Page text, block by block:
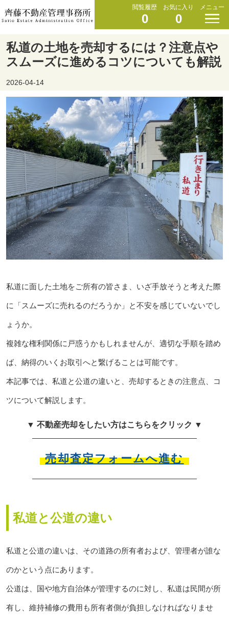
閲覧履歴
0
お気に入り
0
メニュー
私道の土地を売却するには？注意点や
スムーズに進めるコツについても解説
2026-04-14
私道に面した土地をご所有の皆さま、いざ手放そうと考えた際
に「スムーズに売れるのだろうか」と不安を感じていないでし
ょうか。
複雑な権利関係に戸惑うかもしれませんが、適切な手順を踏め
ば、納得のいくお取引へと繋げることは可能です。
本記事では、私道と公道の違いと、売却するときの注意点、コ
ツについて解説します。
▼ 不動産売却をしたい方はこちらをクリック ▼
売却査定フォームへ進む
私道と公道の違い
私道と公道の違いは、その道路の所有者および、管理者が誰な
のかという点にあります。
公道は、国や地方自治体が管理するのに対し、私道は民間が所
有し、維持補修の費用も所有者側が負担しなければなりませ